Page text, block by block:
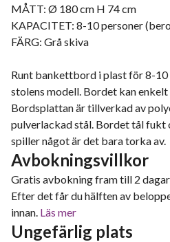
MÅTT: Ø 180 cm H 74 cm
KAPACITET: 8-10 personer
FÄRG: Grå skiva
Runt bankettbord i plast för 8-10
stolens modell. Bordet kan
Bordsplattan är tillverkad av
pulverlackad stål. Bordet tål fukt
spiller något är det bara torka av.
Avbokningsvillkor
Gratis avbokning fram till 2
Efter det får du hälften av
innan. Läs mer
Ungefärlig plats